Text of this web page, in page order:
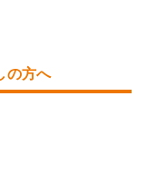
の方へ